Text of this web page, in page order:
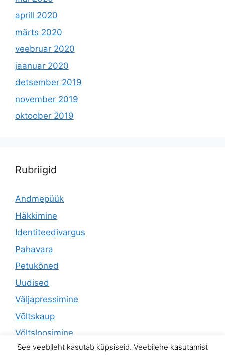
aprill 2020
märts 2020
veebruar 2020
jaanuar 2020
detsember 2019
november 2019
oktoober 2019
Rubriigid
Andmepüük
Häkkimine
Identiteedivargus
Pahavara
Petukõned
Uudised
Väljapressimine
Võltskaup
Võltsloosimine
See veebileht kasutab küpsiseid. Veebilehe kasutamist